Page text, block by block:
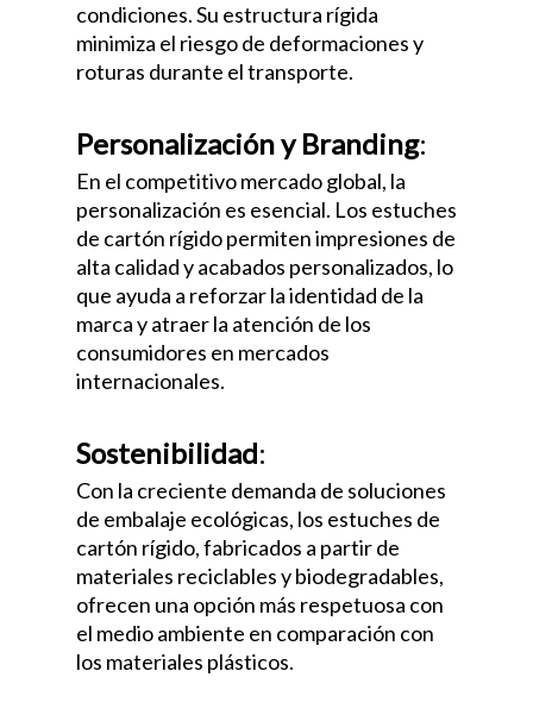
condiciones. Su estructura rígida
minimiza el riesgo de deformaciones y
roturas durante el transporte.
Personalización y Branding:
En el competitivo mercado global, la
personalización es esencial. Los estuches
de cartón rígido permiten impresiones de
alta calidad y acabados personalizados, lo
que ayuda a reforzar la identidad de la
marca y atraer la atención de los
consumidores en mercados
internacionales.
Sostenibilidad:
Con la creciente demanda de soluciones
de embalaje ecológicas, los estuches de
cartón rígido, fabricados a partir de
materiales reciclables y biodegradables,
ofrecen una opción más respetuosa con
el medio ambiente en comparación con
los materiales plásticos.